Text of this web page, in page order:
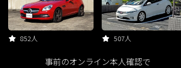
852人 507人
事前のオンライン本人確認で